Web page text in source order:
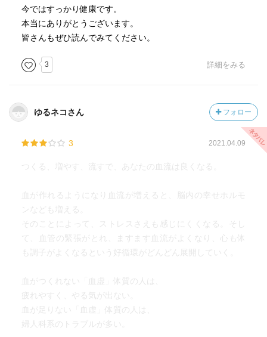
今ではすっかり健康です。
本当にありがとうございます。
皆さんもぜひ読んでみてください。
3 詳細をみる
ゆるネコさん フォロー
3 2021.04.09
つくる、増やす、流すで、あなたの血流は良くなる。
血が作れるようになり血流が増えると、脳内の幸せホルモ
ンなども増える。
そのことによって、ストレスさえも感じにくくなる。そし
て、血管の緊張がとれ、ますます血流がよくなり、心も体
も調子がよくなるという好循環がどんどん展開していく。
血がつくれない「血虚」体質の人は、
疲れやすく、やる気が出ない。
血が足りない「血虚」体質の人は、
婦人科系のトラブルが多い。